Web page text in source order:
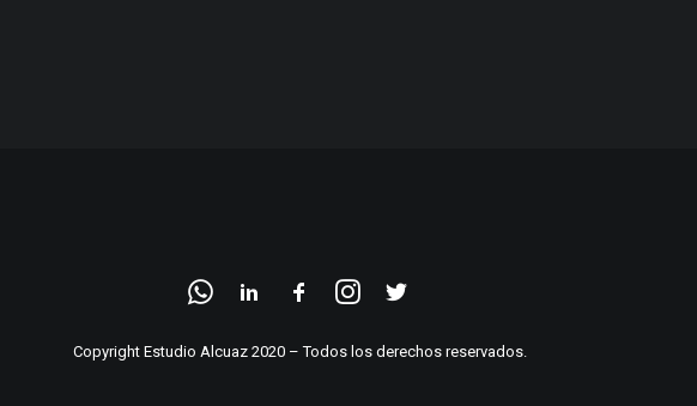
Copyright Estudio Alcuaz 2020 – Todos los derechos reservados.